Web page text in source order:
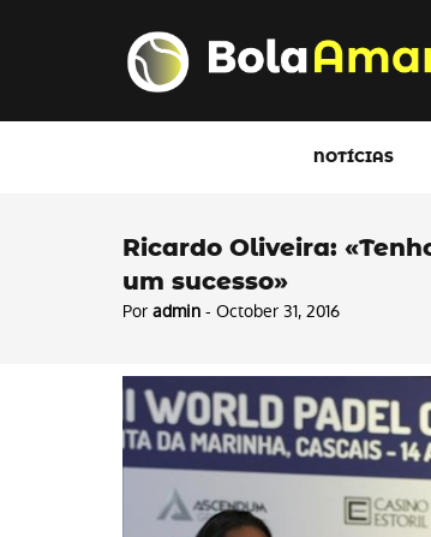
NOTÍCIAS
Ricardo Oliveira:
um sucesso»
Por admin - October 31, 2016